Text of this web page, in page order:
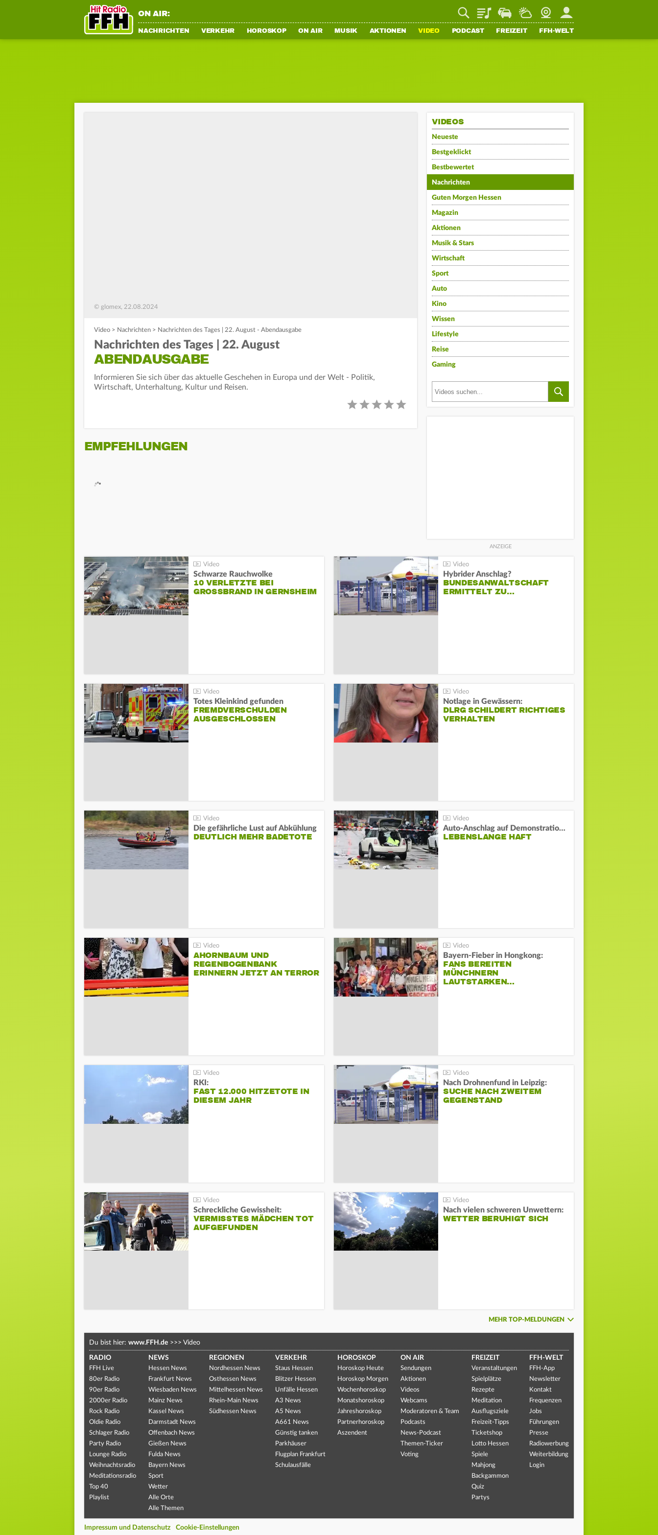
ON AIR: PlaylistStaupilotWetterWebcamMein FFH
NACHRICHTEN VERKEHR HOROSKOP ON AIR MUSIK AKTIONEN VIDEO PODCAST FREIZEIT FFH-WELT
© glomex, 22.08.2024
Video > Nachrichten > Nachrichten des Tages | 22. August - Abendausgabe
Nachrichten des Tages | 22. August
ABENDAUSGABE
Informieren Sie sich über das aktuelle Geschehen in Europa und der Welt - Politik,
Wirtschaft, Unterhaltung, Kultur und Reisen.
EMPFEHLUNGEN
VIDEOS
Neueste
Bestgeklickt
Bestbewertet
Nachrichten
Guten Morgen Hessen
Magazin
Aktionen
Musik & Stars
Wirtschaft
Sport
Auto
Kino
Wissen
Lifestyle
Reise
Gaming
Schwarze Rauchwolke
10 VERLETZTE BEI
GROSSBRAND IN GERNSHEIM
Hybrider Anschlag?
BUNDESANWALTSCHAFT
ERMITTELT ZU…
Totes Kleinkind gefunden
FREMDVERSCHULDEN
AUSGESCHLOSSEN
Notlage in Gewässern:
DLRG SCHILDERT RICHTIGES
VERHALTEN
Die gefährliche Lust auf Abkühlung
DEUTLICH MEHR BADETOTE
Auto-Anschlag auf Demonstration in München:
LEBENSLANGE HAFT
AHORNBAUM UND
REGENBOGENBANK
ERINNERN JETZT AN TERROR
Bayern-Fieber in Hongkong:
FANS BEREITEN
MÜNCHNERN
LAUTSTARKEN…
RKI:
FAST 12.000 HITZETOTE IN
DIESEM JAHR
Nach Drohnenfund in Leipzig:
SUCHE NACH ZWEITEM
GEGENSTAND
Schreckliche Gewissheit:
VERMISSTES MÄDCHEN TOT
AUFGEFUNDEN
Nach vielen schweren Unwettern:
WETTER BERUHIGT SICH
MEHR TOP-MELDUNGEN
Du bist hier: www.FFH.de >>> Video
RADIO
FFH Live
80er Radio
90er Radio
2000er Radio
Rock Radio
Oldie Radio
Schlager Radio
Party Radio
Lounge Radio
Weihnachtsradio
Meditationsradio
Top 40
Playlist
NEWS
Hessen News
Frankfurt News
Wiesbaden News
Mainz News
Kassel News
Darmstadt News
Offenbach News
Gießen News
Fulda News
Bayern News
Sport
Wetter
Alle Orte
Alle Themen
REGIONEN
Nordhessen News
Osthessen News
Mittelhessen News
Rhein-Main News
Südhessen News
VERKEHR
Staus Hessen
Blitzer Hessen
Unfälle Hessen
A3 News
A5 News
A661 News
Günstig tanken
Parkhäuser
Flugplan Frankfurt
Schulausfälle
HOROSKOP
Horoskop Heute
Horoskop Morgen
Wochenhoroskop
Monatshoroskop
Jahreshoroskop
Partnerhoroskop
Aszendent
ON AIR
Sendungen
Aktionen
Videos
Webcams
Moderatoren & Team
Podcasts
News-Podcast
Themen-Ticker
Voting
FREIZEIT
Veranstaltungen
Spielplätze
Rezepte
Meditation
Ausflugsziele
Freizeit-Tipps
Ticketshop
Lotto Hessen
Spiele
Mahjong
Backgammon
Quiz
Partys
FFH-WELT
FFH-App
Newsletter
Kontakt
Frequenzen
Jobs
Führungen
Presse
Radiowerbung
Weiterbildung
Login
Impressum und Datenschutz Cookie-Einstellungen